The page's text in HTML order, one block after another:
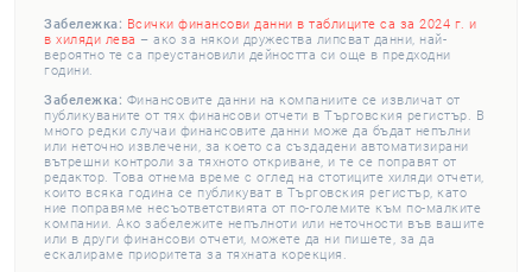
Забележка: Всички финансови данни в таблиците са за 2024 г. и
в хиляди лева – ако за някои дружества липсват данни, най-
вероятно те са преустановили дейността си още в предходни
години.
Забележка: Финансовите данни на компаниите се извличат от
публикуваните от тях финансови отчети в Търговския регистър. В
много редки случаи финансовите данни може да бъдат непълни
или неточно извлечени, за което са създадени автоматизирани
вътрешни контроли за тяхното откриване, и те се поправят от
редактор. Това отнема време с оглед на стотиците хиляди отчети,
които всяка година се публикуват в Търговския регистър, като
ние поправяме несъответствията от по-големите към по-малките
компании. Ако забележите непълноти или неточности във вашите
или в други финансови отчети, можете да ни пишете, за да
ескалираме приоритета за тяхната корекция.